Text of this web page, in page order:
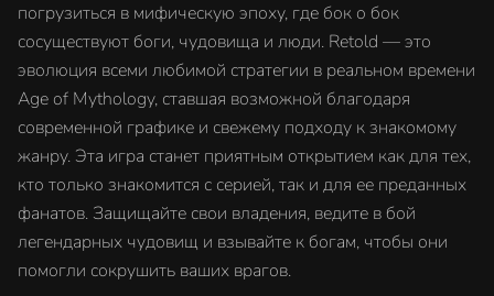
погрузиться в мифическую эпоху, где бок о бок
сосуществуют боги, чудовища и люди. Retold — это
эволюция всеми любимой стратегии в реальном времени
Age of Mythology, ставшая возможной благодаря
современной графике и свежему подходу к знакомому
жанру. Эта игра станет приятным открытием как для тех,
кто только знакомится с серией, так и для ее преданных
фанатов. Защищайте свои владения, ведите в бой
легендарных чудовищ и взывайте к богам, чтобы они
помогли сокрушить ваших врагов.